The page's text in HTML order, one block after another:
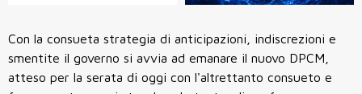
Con la consueta strategia di anticipazioni, indiscrezioni e
smentite il governo si avvia ad emanare il nuovo DPCM,
atteso per la serata di oggi con l'altrettanto consueto e